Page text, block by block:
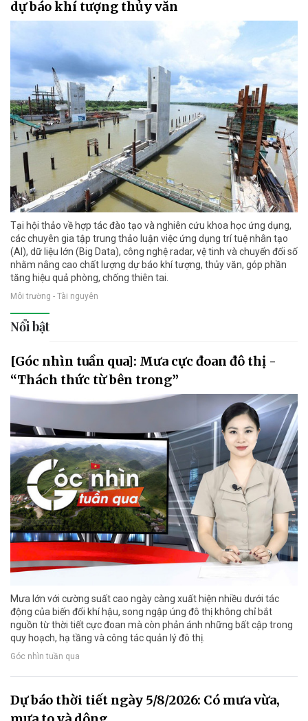
dự báo khí tượng thủy văn
Tại hội thảo về hợp tác đào tạo và nghiên cứu khoa học ứng dụng,
các chuyên gia tập trung thảo luận việc ứng dụng trí tuệ nhân tạo
(AI), dữ liệu lớn (Big Data), công nghệ radar, vệ tinh và chuyển đổi số
nhằm nâng cao chất lượng dự báo khí tượng, thủy văn, góp phần
tăng hiệu quả phòng, chống thiên tai.
Môi trường - Tài nguyên
Nổi bật
[Góc nhìn tuần qua]: Mưa cực đoan đô thị -
“Thách thức từ bên trong”
Mưa lớn với cường suất cao ngày càng xuất hiện nhiều dưới tác
động của biến đổi khí hậu, song ngập úng đô thị không chỉ bắt
nguồn từ thời tiết cực đoan mà còn phản ánh những bất cập trong
quy hoạch, hạ tầng và công tác quản lý đô thị.
Góc nhìn tuần qua
Dự báo thời tiết ngày 5/8/2026: Có mưa vừa,